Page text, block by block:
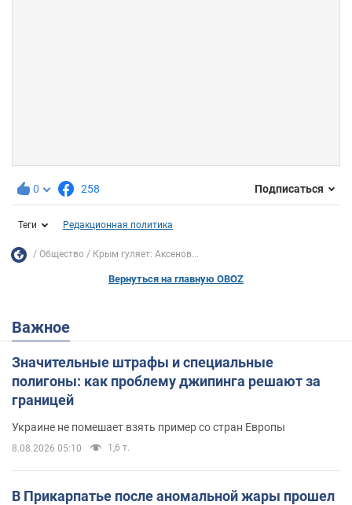
0 258 Подписаться
Теги Редакционная политика
Общество Крым гуляет: Аксенов...
Вернуться на главную OBOZ
Важное
Значительные штрафы и специальные
полигоны: как проблему джипинга решают за
границей
Украине не помешает взять пример со стран Европы
8.08.2026 05:10 1,6 т.
В Прикарпатье после аномальной жары прошел